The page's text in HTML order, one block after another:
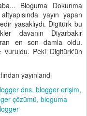
Bloguma Dokunma
yayın yapan
yasaklıydı. Digitürk bu
davanın Diyarbakır
en son damla oldu.
Peki Digitürk'ün
yayınlandı
dns blogger erişim
çözümü bloguma